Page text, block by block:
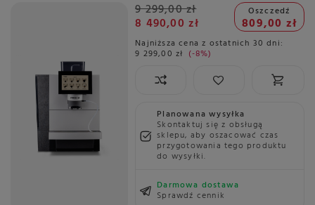
9 299,00 zł
8 490,00 zł
Oszczedź
809,00 zł
Najniższa cena z ostatnich 30 dni:
9 299,00 zł -8%
Planowana wysyłka
Skontaktuj się z obsługą
sklepu, aby oszacować czas
przygotowania tego produktu
do wysyłki.
Darmowa dostawa
Sprawdź cennik